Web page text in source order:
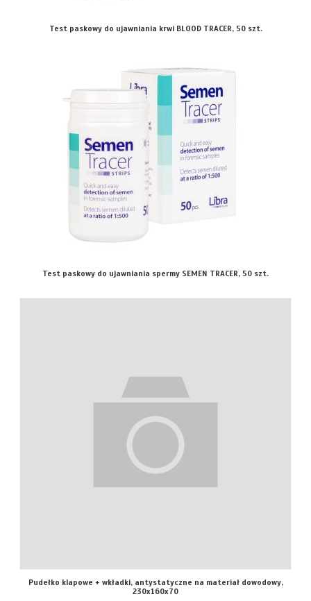
Test paskowy do ujawniania krwi BLOOD TRACER, 50 szt.
Test paskowy do ujawniania spermy SEMEN TRACER, 50 szt.
Pudełko klapowe + wkładki, antystatyczne na materiał dowodowy,
230x160x70